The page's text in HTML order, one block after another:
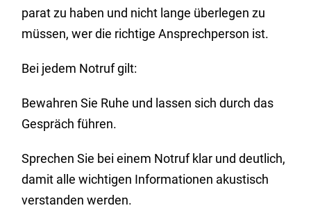
parat zu haben und nicht lange überlegen zu
müssen, wer die richtige Ansprechperson ist.
Bei jedem Notruf gilt:
Bewahren Sie Ruhe und lassen sich durch das
Gespräch führen.
Sprechen Sie bei einem Notruf klar und deutlich,
damit alle wichtigen Informationen akustisch
verstanden werden.